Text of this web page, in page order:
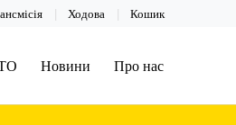
Ходова Кошик
Новини Про нас